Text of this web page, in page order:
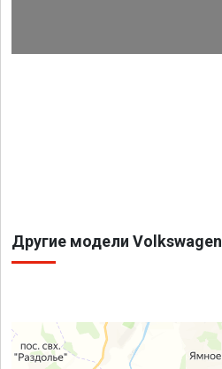
Другие модели Volkswagen